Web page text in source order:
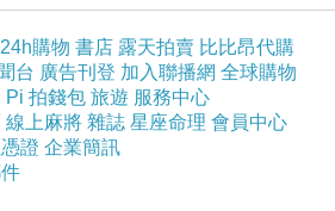
24h購物 書店 露天拍賣 比比昂代購
台 廣告刊登 加入聯播網 全球購物
Pi 拍錢包 旅遊 服務中心
線上麻將 雜誌 星座命理 會員中心
證 企業簡訊